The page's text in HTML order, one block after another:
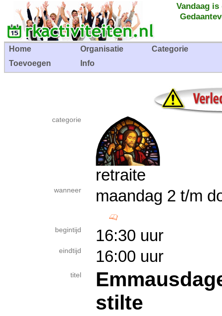
Vandaag
Home Organisatie
Categorie
Toevoegen
Info
categorie
retraite
wanneer maandag 2 t/m
begintijd 16:30 uur
eindtijd 16:00 uur
titel
stilte